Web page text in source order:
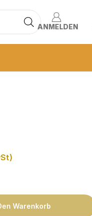
ANMELDEN
Warenkorb